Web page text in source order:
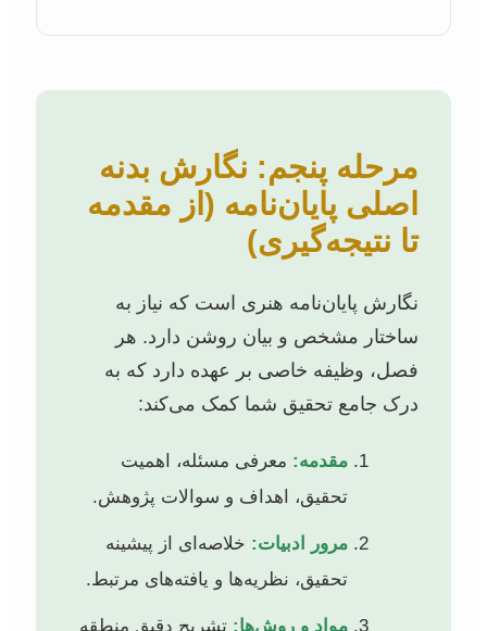
مرحله پنجم: نگارش بدنه
اصلی پایان‌نامه (از مقدمه
تا نتیجه‌گیری)
نگارش پایان‌نامه هنری است که نیاز به
ساختار مشخص و بیان روشن دارد. هر
فصل، وظیفه خاصی بر عهده دارد که به
درک جامع تحقیق شما کمک می‌کند:
مقدمه: معرفی مسئله، اهمیت
تحقیق، اهداف و سوالات پژوهش.
مرور ادبیات: خلاصه‌ای از پیشینه
تحقیق، نظریه‌ها و یافته‌های مرتبط.
مواد و روش‌ها: تشریح دقیق منطقه